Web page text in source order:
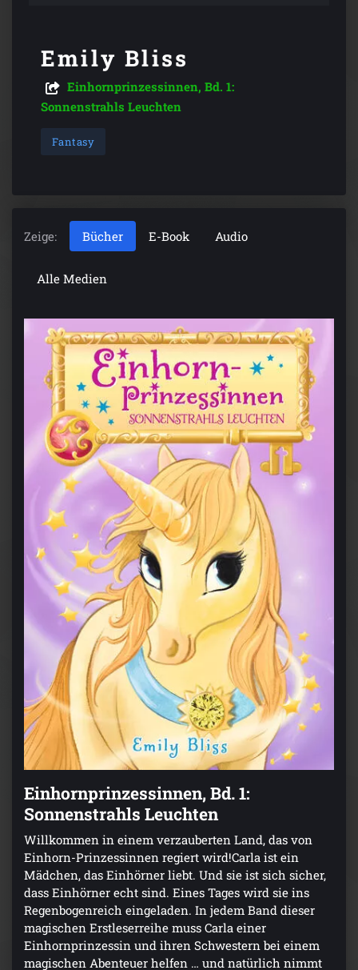
Emily Bliss
Einhornprinzessinnen, Bd. 1:
Sonnenstrahls Leuchten
Fantasy
Zeige: Bücher E-Book Audio
Alle Medien
Einhornprinzessinnen, Bd. 1:
Sonnenstrahls Leuchten
Willkommen in einem verzauberten Land, das von
Einhorn-Prinzessinnen regiert wird!Carla ist ein
Mädchen, das Einhörner liebt. Und sie ist sich sicher,
dass Einhörner echt sind. Eines Tages wird sie ins
Regenbogenreich eingeladen. In jedem Band dieser
magischen Erstleserreihe muss Carla einer
Einhornprinzessin und ihren Schwestern bei einem
magischen Abenteuer helfen … und natürlich nimmt